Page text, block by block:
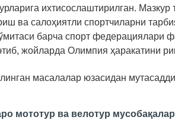
ихтисослаштирилган. Мазкур
ва салоҳиятли спортчиларни
барча спорт федерациялари
жойларда Олимпия ҳаракатини
масалалар юзасидан
мототур ва велотур